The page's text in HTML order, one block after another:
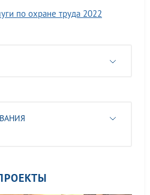
по охране труда 2022